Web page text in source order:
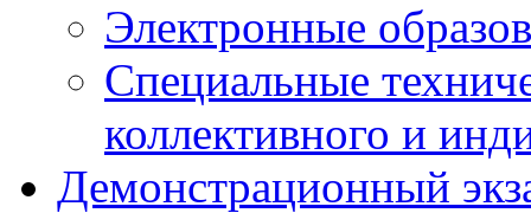
Электронные
Специальные
коллективного и
Демонстрационный